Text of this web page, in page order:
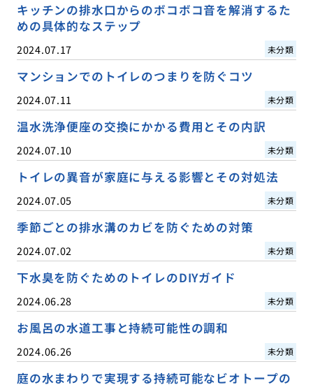
キッチンの排水口からのボコボコ音を解消するた
めの具体的なステップ
2024.07.17 未分類
マンションでのトイレのつまりを防ぐコツ
2024.07.11 未分類
温水洗浄便座の交換にかかる費用とその内訳
2024.07.10 未分類
トイレの異音が家庭に与える影響とその対処法
2024.07.05 未分類
季節ごとの排水溝のカビを防ぐための対策
2024.07.02 未分類
下水臭を防ぐためのトイレのDIYガイド
2024.06.28 未分類
お風呂の水道工事と持続可能性の調和
2024.06.26 未分類
庭の水まわりで実現する持続可能なビオトープの